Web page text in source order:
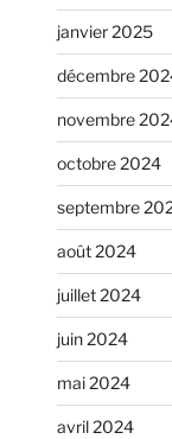
janvier 2025
décembre
novembre
octobre 2024
septembre
août 2024
juillet 2024
juin 2024
mai 2024
avril 2024